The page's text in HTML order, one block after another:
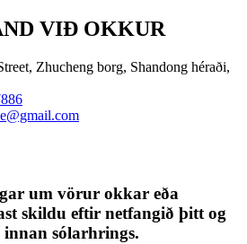
VIÐ OKKUR
Zhucheng borg, Shandong héraði,
um vörur okkar eða
skildu eftir netfangið þitt og
sólarhrings.